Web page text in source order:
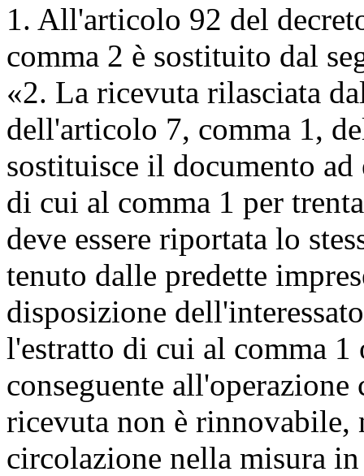
1. All'articolo 92 del
comma 2 è sostituito dal
«2. La ricevuta rilasciata
dell'articolo 7, comma 1,
sostituisce il documento ad
di cui al comma 1 per
deve essere riportata lo
tenuto dalle predette
disposizione
l'estratto di cui al comma
conseguente
ricevuta non è rinnovabile,
circolazione nella misura